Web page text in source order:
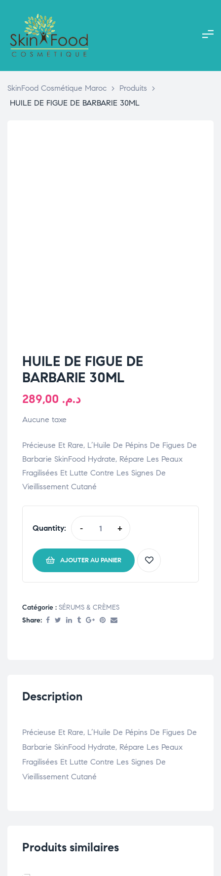
SkinFood Cosmétique Maroc > Produits
>
HUILE DE FIGUE DE BARBARIE 30ML
HUILE DE FIGUE DE
BARBARIE 30ML
د.م.
Aucune taxe
Précieuse Et Rare, L’Huile De Pépins De Figues De
Barbarie SkinFood Hydrate, Répare Les Peaux
Fragilisées Et Lutte Contre Les Signes De
Vieillissement Cutané
Quantity: - +
AJOUTER AU PANIER
Catégorie : SÉRUMS & CRÈMES
Share:
Description
Précieuse Et Rare, L’Huile De Pépins De Figues De
Barbarie SkinFood Hydrate, Répare Les Peaux
Fragilisées Et Lutte Contre Les Signes De
Vieillissement Cutané
Produits similaires